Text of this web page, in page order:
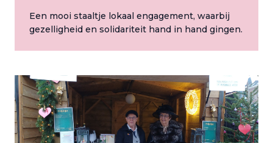
Een mooi staaltje lokaal engagement, waarbij
gezelligheid en solidariteit hand in hand gingen.